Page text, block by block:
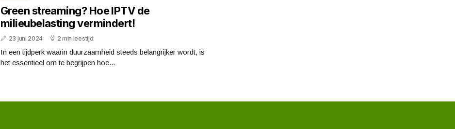
Green streaming? Hoe IPTV de
milieubelasting vermindert!
23 juni 2024 2 min leestijd
In een tijdperk waarin duurzaamheid steeds belangrijker wordt, is
het essentieel om te begrijpen hoe...